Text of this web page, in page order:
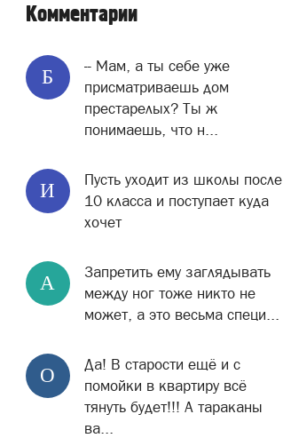
Комментарии
Б
-- Мам, а ты себе уже
присматриваешь дом
престарелых? Ты ж
понимаешь, что н...
И
Пусть уходит из школы после
10 класса и поступает куда
хочет
А
Запретить ему заглядывать
между ног тоже никто не
может, а это весьма специ...
О
Да! В старости ещё и с
помойки в квартиру всё
тянуть будет!!! А тараканы
ва...